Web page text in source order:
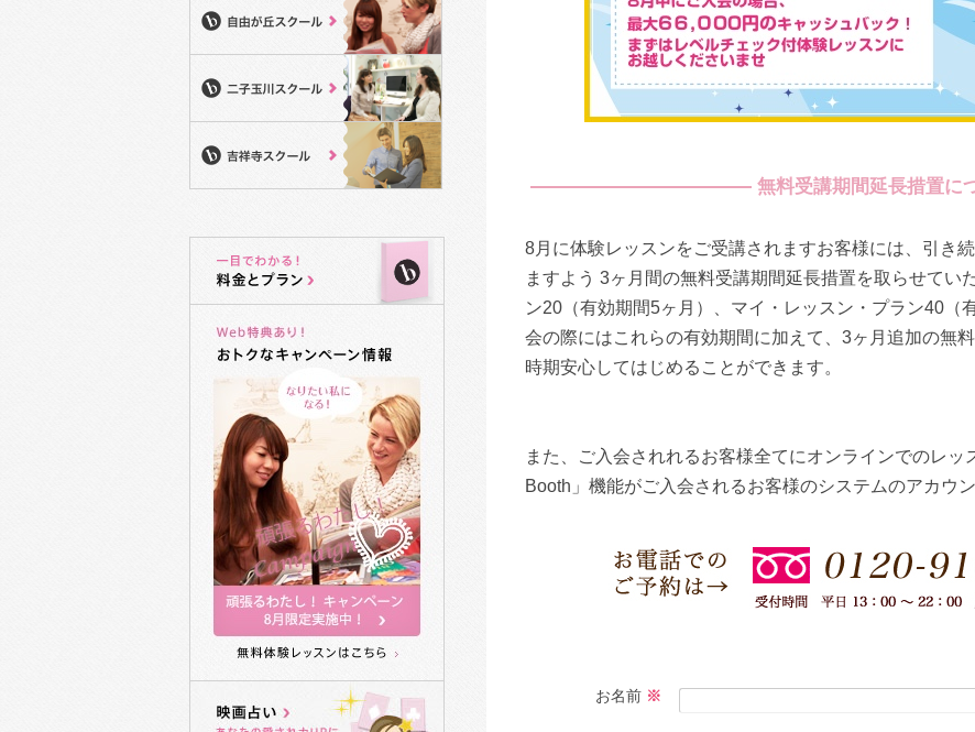
無料受講期間延長措置に
8月に体験レッスンをご受講されますお客様には、引き
ますよう 3ヶ月間の無料受講期間延長措置を取らせてい
ン20（有効期間5ヶ月）、マイ・レッスン・プラン40（
会の際にはこれらの有効期間に加えて、 3ヶ月追加の無
時期安心してはじめることができます。
また、ご入会されれるお客様全てにオンラインでのレッ
Booth」機能がご入会されるお客様のシステムのアカウ
お名前 ※